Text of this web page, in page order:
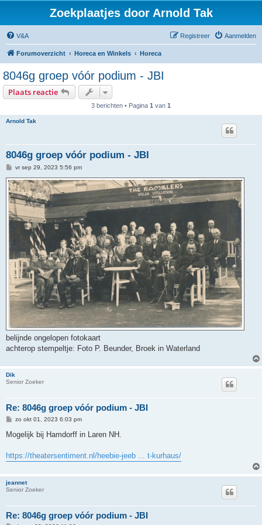
Zoekplaatjes door Arnold Tak
V&A Aanmelden
Registreer
Forumoverzicht Horeca en Winkels Horeca
8046g groep vóór podium - JBI
Plaats reactie
3 berichten • Pagina 1 van 1
Arnold Tak
8046g groep vóór podium - JBI
B
r
i
c
h
t
vr sep 29, 2023 5:56 pm
belijnde ongelopen fotokaart
achterop stempeltje: Foto P. Beunder, Broek in Waterland
Dik
Senior Zoeker
Re: 8046g groep vóór podium - JBI
B
r
h
t
zo okt 01, 2023 6:03 pm
Mogelijk bij Hamdorff in Laren NH.
https://theatersentiment.nl/heebie-jeeb ... t-kurhaus/
jeannet
Senior Zoeker
Re: 8046g groep vóór podium - JBI